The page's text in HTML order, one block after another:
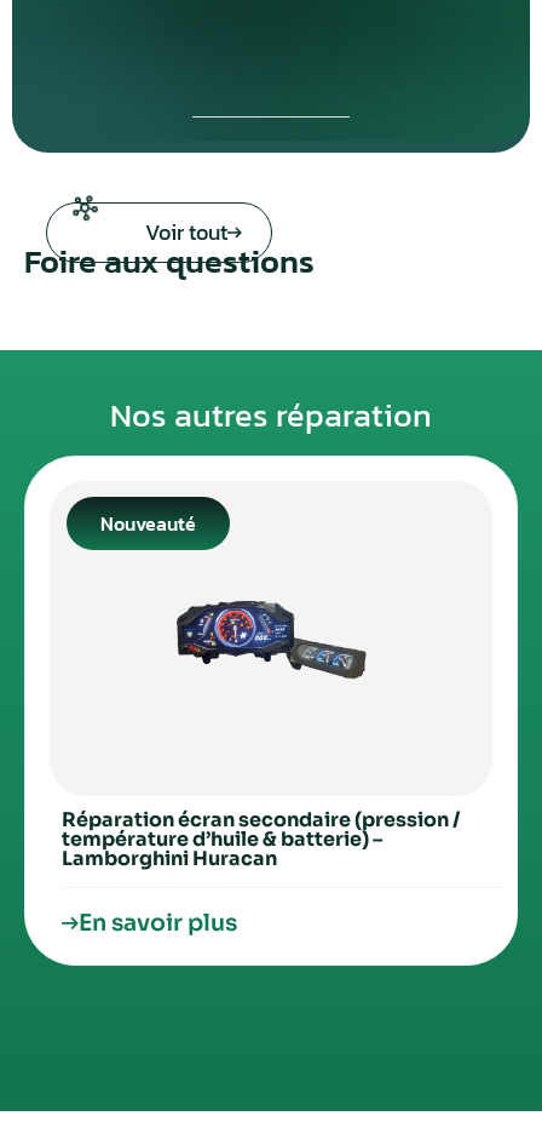
Voir tout
Foire aux questions
Nos autres réparation
Nouveauté
Réparation écran secondaire (pression /
température d’huile & batterie) –
Lamborghini Huracan
En savoir plus